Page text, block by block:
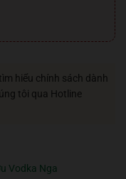
hiểu chính sách dành
tôi qua Hotline
Vodka Nga